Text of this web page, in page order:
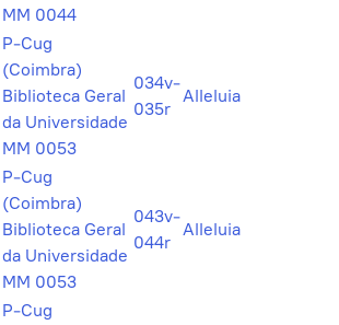
MM 0044
P-Cug
(Coimbra)
Biblioteca Geral
da Universidade
MM 0053
034v-
035r
Alleluia
P-Cug
(Coimbra)
Biblioteca Geral
da Universidade
MM 0053
043v-
044r
Alleluia
P-Cug